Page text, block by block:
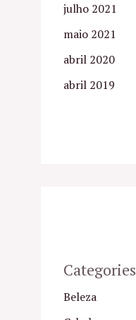
julho 2021
maio 2021
abril 2020
abril 2019
Categories
Beleza